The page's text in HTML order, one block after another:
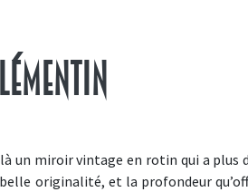
un miroir vintage en rotin qui a plus
originalité, et la profondeur